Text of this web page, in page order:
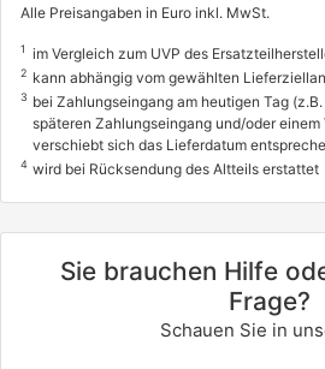
Alle Preisangaben in Euro inkl. MwSt.
1 im Vergleich zum UVP des
2 kann abhängig vom gewählten
3 bei Zahlungseingang am heutigen Tag
späteren Zahlungseingang und/oder einem
verschiebt sich das Lieferdatum
4 wird bei Rücksendung des Altteils erstattet
Sie brauchen Hilfe
Frage?
Schauen Sie in